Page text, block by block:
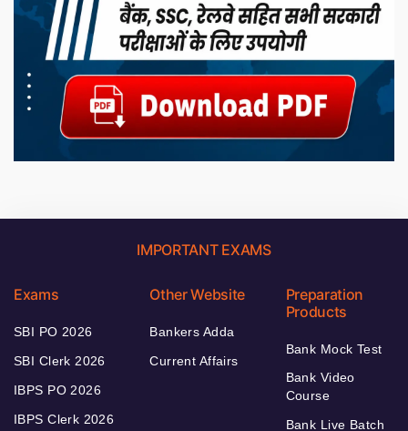
IMPORTANT EXAMS
Exams
SBI PO 2026
SBI Clerk 2026
IBPS PO 2026
IBPS Clerk 2026
Other Website
Bankers Adda
Current Affairs
Preparation
Products
Bank Mock Test
Bank Video
Course
Bank Live Batch